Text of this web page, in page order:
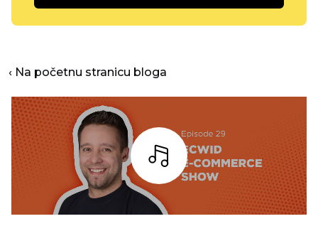
‹ Na početnu stranicu bloga
Slušaj